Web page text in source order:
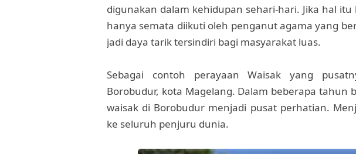
digunakan dalam kehidupan sehari-hari. Jika hal
hanya semata diikuti oleh penganut agama yang
jadi daya tarik tersindiri bagi masyarakat luas.
Sebagai contoh perayaan Waisak yang
Borobudur, kota Magelang. Dalam beberapa tahun
waisak di Borobudur menjadi pusat perhatian.
ke seluruh penjuru dunia.